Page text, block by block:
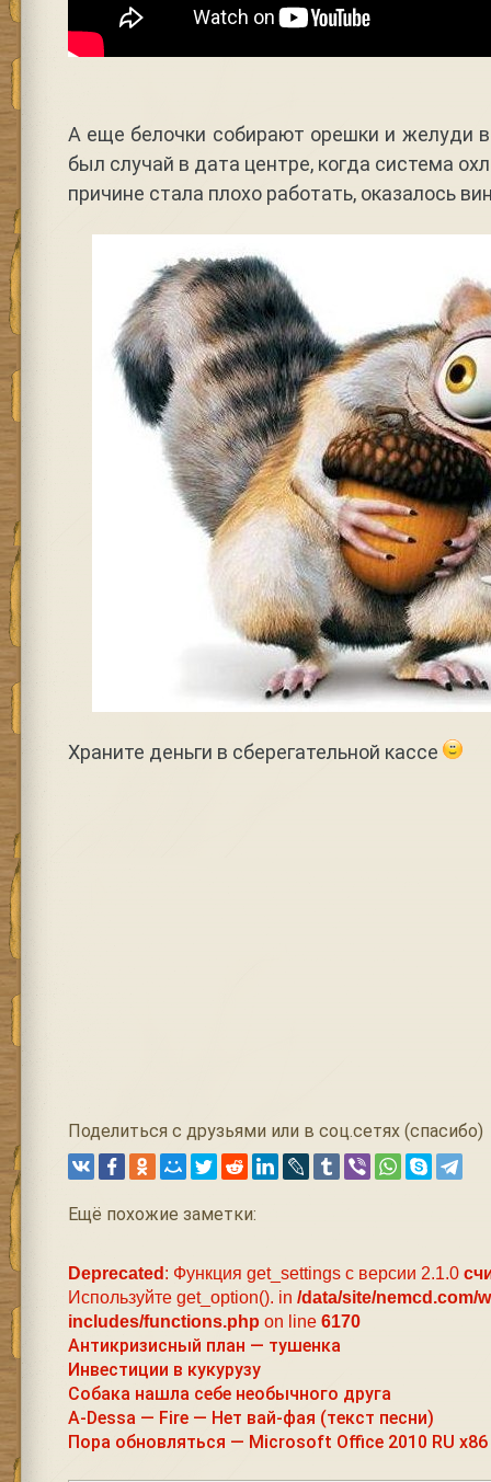
А еще белочки собирают орешки и желуди
был случай в дата центре, когда система
причине стала плохо работать, оказалось
Храните деньги в сберегательной кассе
Поделиться с друзьями или в соц.сетях (спасибо)
Ещё похожие заметки:
Deprecated : Функция get_settings с версии 2.1.0
Используйте get_option(). in /data/site/nemcd.com/
includes/functions.php on line 6170
Антикризисный план — тушенка
Инвестиции в кукурузу
Собака нашла себе необычного друга
A-Dessa — Fire — Нет вай-фая (текст песни)
Пора обновляться — Microsoft Office 2010 RU x86